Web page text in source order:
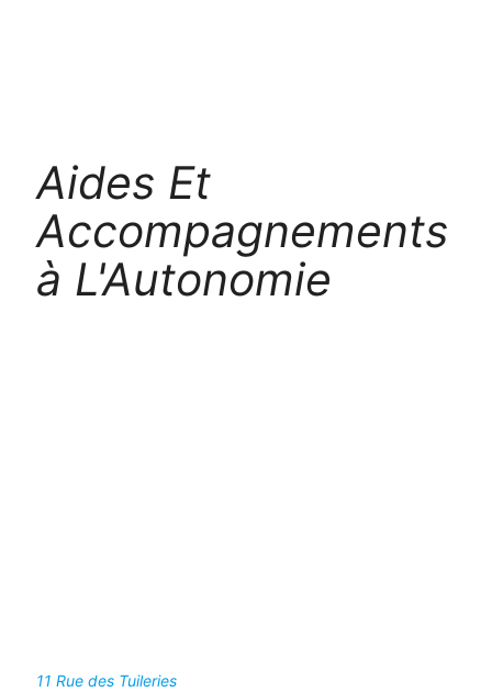
Aides Et
Accompagnements
à L'Autonomie
11 Rue des Tuileries